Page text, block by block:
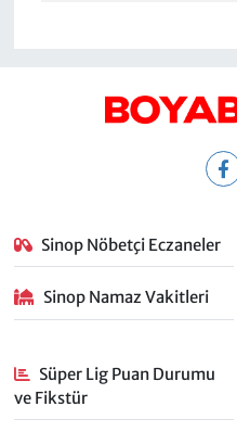
Sinop Nöbetçi Eczaneler
Sinop Namaz Vakitleri
Süper Lig Puan Durumu
ve Fikstür